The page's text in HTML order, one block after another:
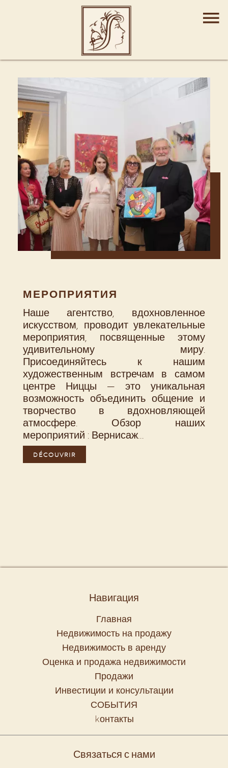
МЕРОПРИЯТИЯ
Наше агентство, вдохновленное
искусством, проводит увлекательные
мероприятия, посвященные этому
удивительному миру.
Присоединяйтесь к нашим
художественным встречам в самом
центре Ниццы — это уникальная
возможность объединить общение и
творчество в вдохновляющей
атмосфере. Обзор наших
мероприятий : Вернисаж...
DÉCOUVRIR
Навигация
Главная
Недвижимость на продажу
Недвижимость в аренду
Оценка и продажа недвижимости
Продажи
Инвестиции и консультации
СОБЫТИЯ
kонтакты
Связаться с нами